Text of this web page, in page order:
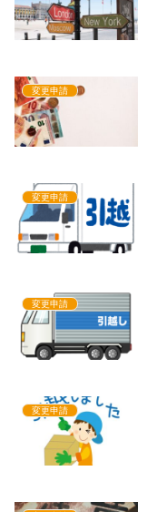
変更申請
変更申請
変更申請
変更申請